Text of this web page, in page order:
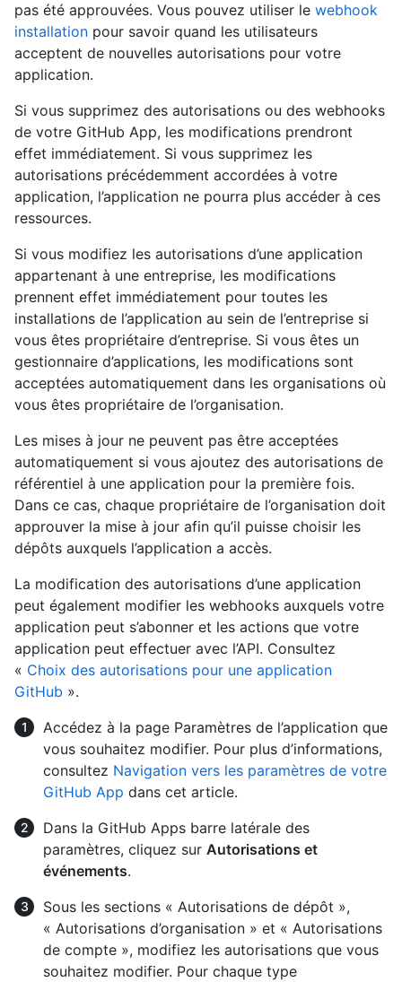
pas été approuvées. Vous pouvez utiliser le webhook
installation pour savoir quand les utilisateurs
acceptent de nouvelles autorisations pour votre
application.
Si vous supprimez des autorisations ou des webhooks
de votre GitHub App, les modifications prendront
effet immédiatement. Si vous supprimez les
autorisations précédemment accordées à votre
application, l’application ne pourra plus accéder à ces
ressources.
Si vous modifiez les autorisations d’une application
appartenant à une entreprise, les modifications
prennent effet immédiatement pour toutes les
installations de l’application au sein de l’entreprise si
vous êtes propriétaire d’entreprise. Si vous êtes un
gestionnaire d’applications, les modifications sont
acceptées automatiquement dans les organisations où
vous êtes propriétaire de l’organisation.
Les mises à jour ne peuvent pas être acceptées
automatiquement si vous ajoutez des autorisations de
référentiel à une application pour la première fois.
Dans ce cas, chaque propriétaire de l’organisation doit
approuver la mise à jour afin qu’il puisse choisir les
dépôts auxquels l’application a accès.
La modification des autorisations d’une application
peut également modifier les webhooks auxquels votre
application peut s’abonner et les actions que votre
application peut effectuer avec l’API. Consultez
« Choix des autorisations pour une application
GitHub ».
Accédez à la page Paramètres de l’application que
vous souhaitez modifier. Pour plus d’informations,
consultez Navigation vers les paramètres de votre
GitHub App dans cet article.
Dans la GitHub Apps barre latérale des
paramètres, cliquez sur Autorisations et
événements.
Sous les sections « Autorisations de dépôt »,
« Autorisations d’organisation » et « Autorisations
de compte », modifiez les autorisations que vous
souhaitez modifier. Pour chaque type